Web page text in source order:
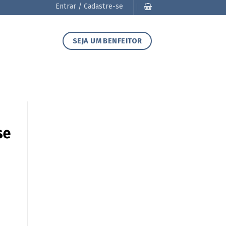
Entrar / Cadastre-se
SEJA UM BENFEITOR